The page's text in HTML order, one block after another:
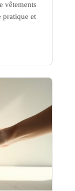
vêtements
pratique et